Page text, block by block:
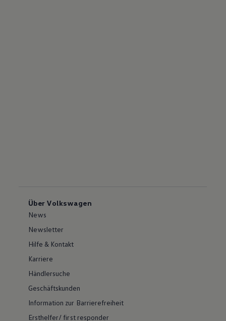
Über Volkswagen
News
Newsletter
Hilfe & Kontakt
Karriere
Händlersuche
Geschäftskunden
Information zur Barrierefreiheit
Ersthelfer/ first responder